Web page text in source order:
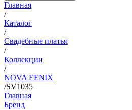
Главная
/
Каталог
/
Свадебные платья
/
Коллекции
/
NOVA FENIX
/SV1035
Главная
Бренд